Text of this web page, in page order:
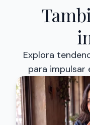
Explora
para impulsar